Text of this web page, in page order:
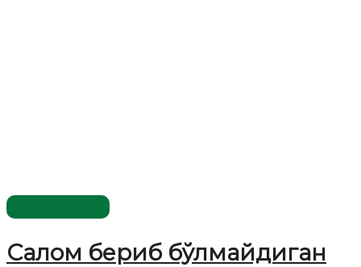
Салом бериб бўлмайдиган